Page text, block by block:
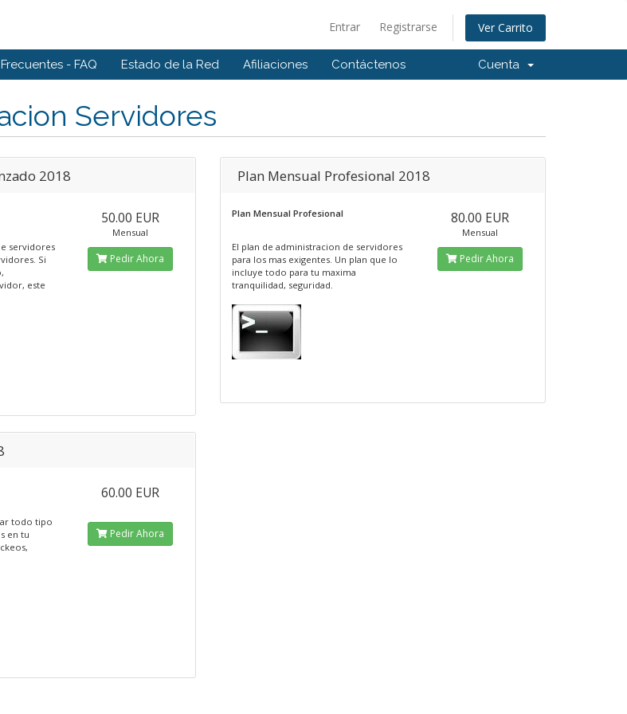
Entrar Registrarse Ver Carrito
- FAQ Estado de la Red Afiliaciones Contáctenos Cuenta
Servidores
2018
servidores
Si
este
50.00 EUR
Mensual
Pedir Ahora
Plan Mensual Profesional 2018
Plan Mensual Profesional
El plan de administracion de servidores
para los mas exigentes. Un plan que lo
incluye todo para tu maxima
tranquilidad, seguridad.
80.00 EUR
Mensual
Pedir Ahora
todo tipo
en tu
60.00 EUR
Pedir Ahora